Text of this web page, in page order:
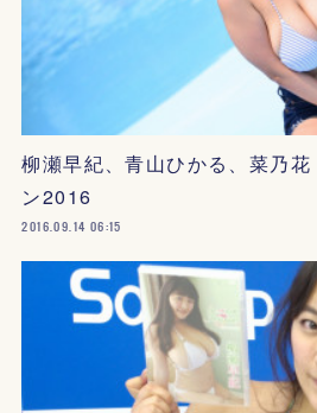
柳瀬早紀、青山ひかる、菜乃
ン2016
2016.09.14 06:15